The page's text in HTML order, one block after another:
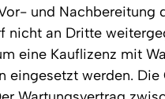
und Nachbereitung
nicht an Dritte
eine Kauflizenz mit
eingesetzt werden.